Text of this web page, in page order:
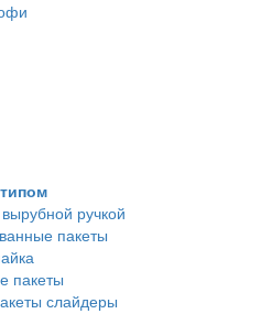
ручкой
пакеты
пакеты
слайдеры